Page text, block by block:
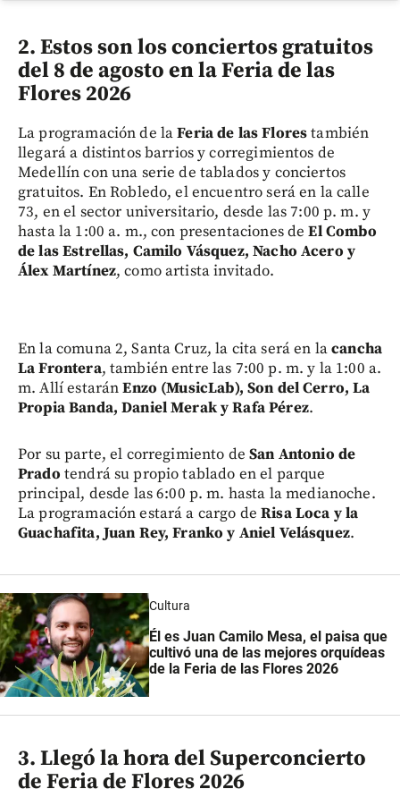
2. Estos son los conciertos gratuitos
del 8 de agosto en la Feria de las
Flores 2026
La programación de laFeria de las Florestambién
llegará a distintos barrios y corregimientos de
Medellín con una serie de tablados y conciertos
gratuitos. En Robledo, el encuentro será en la calle
73, en el sector universitario, desde las 7:00 p. m. y
hasta la 1:00 a. m., con presentaciones deEl Combo
de las Estrellas, Camilo Vásquez, Nacho Acero y
Álex Martínez, como artista invitado.
En la comuna 2, Santa Cruz, la cita será en lacancha
La Frontera, también entre las 7:00 p. m. y la 1:00 a.
m. Allí estaránEnzo (MusicLab), Son del Cerro, La
Propia Banda, Daniel Merak y Rafa Pérez.
Por su parte, el corregimiento deSan Antonio de
Prado tendrá su propio tablado en el parque
principal, desde las 6:00 p. m. hasta la medianoche.
La programación estará a cargo deRisa Loca y la
Guachafita, Juan Rey, Franko y Aniel Velásquez.
Cultura
Él es Juan Camilo Mesa, el paisa que
cultivó una de las mejores orquídeas
de la Feria de las Flores 2026
3. Llegó la hora del Superconcierto
de Feria de Flores 2026